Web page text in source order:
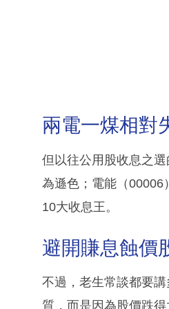
兩電一煤相對
但以往公用股收息之
為遜色；電能（00006
10大收息王。
避開賺息蝕價
不過，老生常談都要
質，而是因為股價跌得